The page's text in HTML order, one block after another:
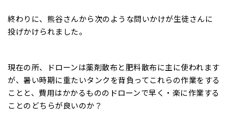
終わりに、熊谷さんから次のような問いかけが生徒さんに
投げかけられました。
現在の所、ドローンは薬剤散布と肥料散布に主に使われます
が、暑い時期に重たいタンクを背負ってこれらの作業をする
ことと、費用はかかるもののドローンで早く・楽に作業する
ことのどちらが良いのか？